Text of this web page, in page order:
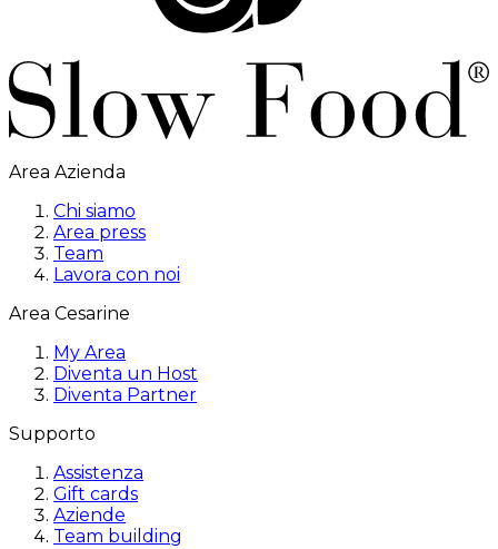
Area Azienda
Chi siamo
Area press
Team
Lavora con noi
Area Cesarine
My Area
Diventa un Host
Diventa Partner
Supporto
Assistenza
Gift cards
Aziende
Team building